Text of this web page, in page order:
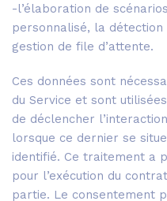
-l’élaboration de
personnalisé, la
gestion de file d’attente.
Ces données sont
du Service et sont
de déclencher
lorsque ce dernier se
identifié. Ce traitement a
pour l’exécution du
partie. Le consentement